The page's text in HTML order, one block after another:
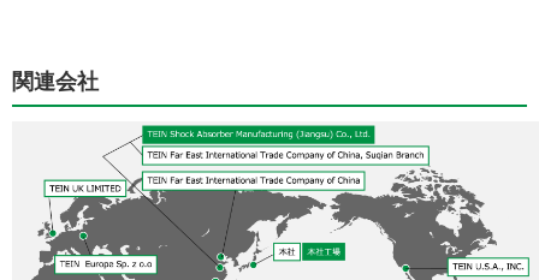
関連会社